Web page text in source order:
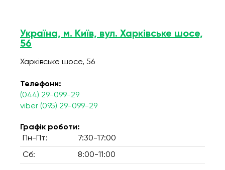
Україна, м. Київ, вул. Харківське шосе,
56
Харківське шосе, 56
Телефони:
(044) 29-099-29
viber (095) 29-099-29
Графік роботи:
Пн-Пт:
7:30-17:00
Сб: 8:00-11:00